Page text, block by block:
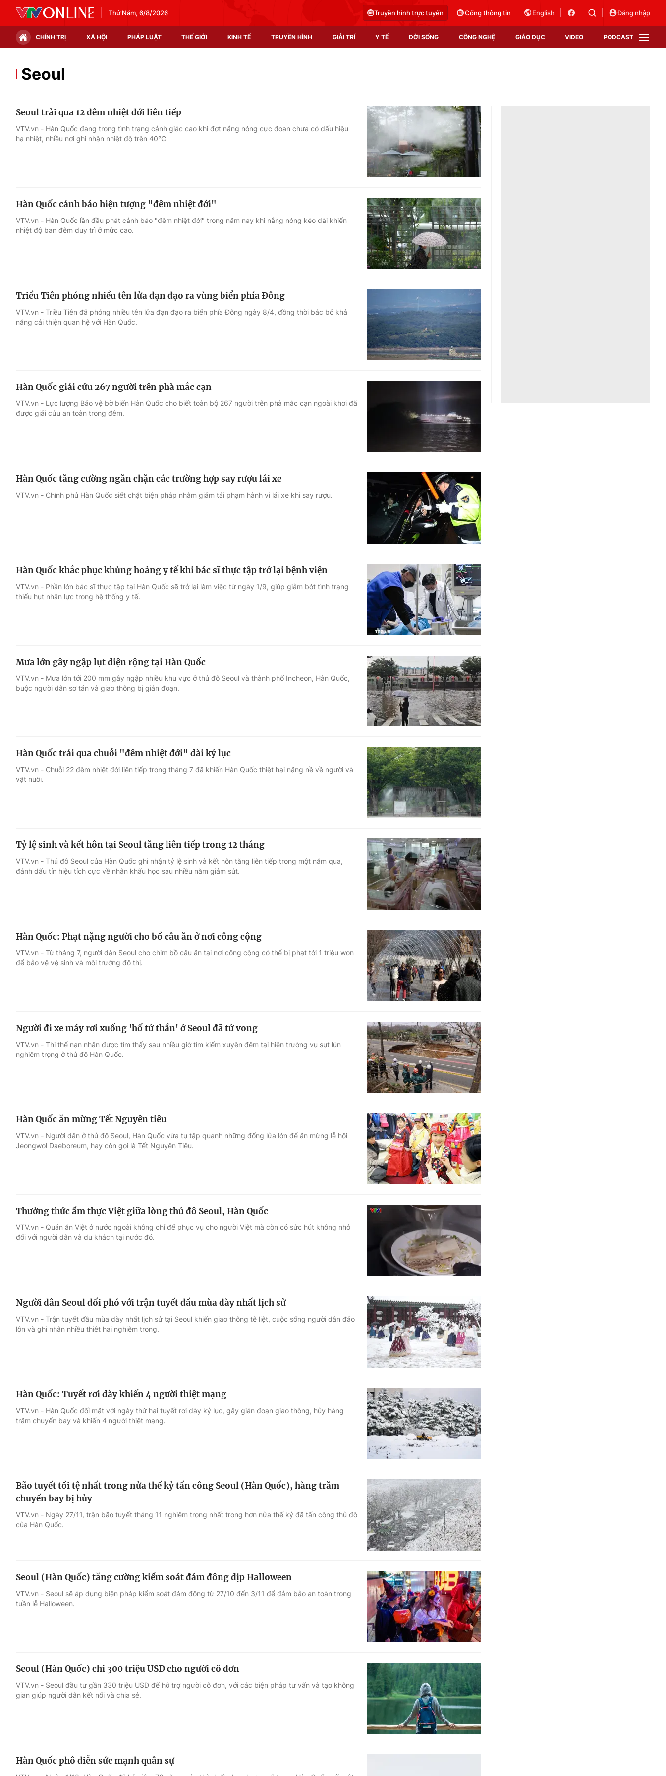
Thứ Năm, 6/8/2026 Truyền hình trực tuyến Cổng thông tin English Đăng nhập
CHÍNH TRỊ XÃ HỘI PHÁP LUẬT THẾ GIỚI KINH TẾ TRUYỀN HÌNH GIẢI TRÍ Y TẾ ĐỜI SỐNG CÔNG NGHỆ GIÁO DỤC VIDEO PODCAST
Chính trị
Thế giới đó đây
Thị trường
Video
Shorts video
Podcast
EMagazine
Photo
Infographic
Góc ảnh
Điện ảnh
Âm nhạc
Sao
Du lịch
Làm đẹp
Tuyển sinh
Học trực tuyến
Công nghệ
Hitech Công nghệ tương lai
Sản phẩm
Thị trường
Tư vấn
VTV Sức khoẻ
Seoul
Seoul trải qua 12 đêm nhiệt đới liên tiếp
VTV.vn - Hàn Quốc đang trong tình trạng cảnh giác cao khi đợt nắng nóng cực đoan chưa có dấu hiệu
hạ nhiệt, nhiều nơi ghi nhận nhiệt độ trên 40°C.
Hàn Quốc cảnh báo hiện tượng "đêm nhiệt đới"
VTV.vn - Hàn Quốc lần đầu phát cảnh báo "đêm nhiệt đới" trong năm nay khi nắng nóng kéo dài khiến
nhiệt độ ban đêm duy trì ở mức cao.
Triều Tiên phóng nhiều tên lửa đạn đạo ra vùng biển phía Đông
VTV.vn - Triều Tiên đã phóng nhiều tên lửa đạn đạo ra biển phía Đông ngày 8/4, đồng thời bác bỏ khả
năng cải thiện quan hệ với Hàn Quốc.
Hàn Quốc giải cứu 267 người trên phà mắc cạn
VTV.vn - Lực lượng Bảo vệ bờ biển Hàn Quốc cho biết toàn bộ 267 người trên phà mắc cạn ngoài khơi đã
được giải cứu an toàn trong đêm.
Hàn Quốc tăng cường ngăn chặn các trường hợp say rượu lái xe
VTV.vn - Chính phủ Hàn Quốc siết chặt biện pháp nhằm giảm tái phạm hành vi lái xe khi say rượu.
Hàn Quốc khắc phục khủng hoảng y tế khi bác sĩ thực tập trở lại bệnh viện
VTV.vn - Phần lớn bác sĩ thực tập tại Hàn Quốc sẽ trở lại làm việc từ ngày 1/9, giúp giảm bớt tình trạng
thiếu hụt nhân lực trong hệ thống y tế.
Mưa lớn gây ngập lụt diện rộng tại Hàn Quốc
VTV.vn - Mưa lớn tới 200 mm gây ngập nhiều khu vực ở thủ đô Seoul và thành phố Incheon, Hàn Quốc,
buộc người dân sơ tán và giao thông bị gián đoạn.
Hàn Quốc trải qua chuỗi "đêm nhiệt đới" dài kỷ lục
VTV.vn - Chuỗi 22 đêm nhiệt đới liên tiếp trong tháng 7 đã khiến Hàn Quốc thiệt hại nặng nề về người và
vật nuôi.
Tỷ lệ sinh và kết hôn tại Seoul tăng liên tiếp trong 12 tháng
VTV.vn - Thủ đô Seoul của Hàn Quốc ghi nhận tỷ lệ sinh và kết hôn tăng liên tiếp trong một năm qua,
đánh dấu tín hiệu tích cực về nhân khẩu học sau nhiều năm giảm sút.
Hàn Quốc: Phạt nặng người cho bồ câu ăn ở nơi công cộng
VTV.vn - Từ tháng 7, người dân Seoul cho chim bồ câu ăn tại nơi công cộng có thể bị phạt tới 1 triệu won
để bảo vệ vệ sinh và môi trường đô thị.
Người đi xe máy rơi xuống 'hố tử thần' ở Seoul đã tử vong
VTV.vn - Thi thể nạn nhân được tìm thấy sau nhiều giờ tìm kiếm xuyên đêm tại hiện trường vụ sụt lún
nghiêm trọng ở thủ đô Hàn Quốc.
Hàn Quốc ăn mừng Tết Nguyên tiêu
VTV.vn - Người dân ở thủ đô Seoul, Hàn Quốc vừa tụ tập quanh những đống lửa lớn để ăn mừng lễ hội
Jeongwol Daeboreum, hay còn gọi là Tết Nguyên Tiêu.
Thưởng thức ẩm thực Việt giữa lòng thủ đô Seoul, Hàn Quốc
VTV.vn - Quán ăn Việt ở nước ngoài không chỉ để phục vụ cho người Việt mà còn có sức hút không nhỏ
đối với người dân và du khách tại nước đó.
Người dân Seoul đối phó với trận tuyết đầu mùa dày nhất lịch sử
VTV.vn - Trận tuyết đầu mùa dày nhất lịch sử tại Seoul khiến giao thông tê liệt, cuộc sống người dân đảo
lộn và ghi nhận nhiều thiệt hại nghiêm trọng.
Hàn Quốc: Tuyết rơi dày khiến 4 người thiệt mạng
VTV.vn - Hàn Quốc đối mặt với ngày thứ hai tuyết rơi dày kỷ lục, gây gián đoạn giao thông, hủy hàng
trăm chuyến bay và khiến 4 người thiệt mạng.
Bão tuyết tồi tệ nhất trong nửa thế kỷ tấn công Seoul (Hàn Quốc), hàng trăm
chuyến bay bị hủy
VTV.vn - Ngày 27/11, trận bão tuyết tháng 11 nghiêm trọng nhất trong hơn nửa thế kỷ đã tấn công thủ đô
của Hàn Quốc.
Seoul (Hàn Quốc) tăng cường kiểm soát đám đông dịp Halloween
VTV.vn - Seoul sẽ áp dụng biện pháp kiểm soát đám đông từ 27/10 đến 3/11 để đảm bảo an toàn trong
tuần lễ Halloween.
Seoul (Hàn Quốc) chi 300 triệu USD cho người cô đơn
VTV.vn - Seoul đầu tư gần 330 triệu USD để hỗ trợ người cô đơn, với các biện pháp tư vấn và tạo không
gian giúp người dân kết nối và chia sẻ.
Hàn Quốc phô diễn sức mạnh quân sự